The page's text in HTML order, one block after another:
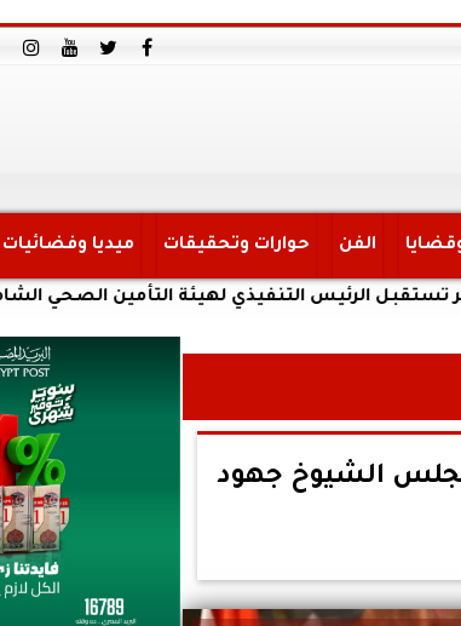
الفن حوارات وتحقيقات ميديا وفضائيات
التنفيذي لهيئة التأمين الصحي الشامل
الشيوخ جهود